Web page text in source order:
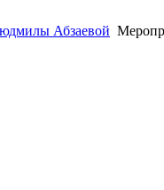
Абзаевой